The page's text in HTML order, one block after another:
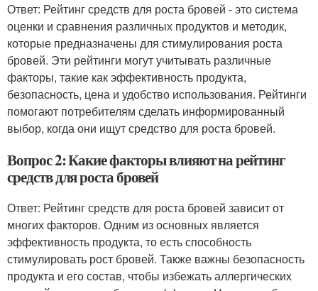
Ответ: Рейтинг средств для роста бровей - это система
оценки и сравнения различных продуктов и методик,
которые предназначены для стимулирования роста
бровей. Эти рейтинги могут учитывать различные
факторы, такие как эффективность продукта,
безопасность, цена и удобство использования. Рейтинги
помогают потребителям сделать информированный
выбор, когда они ищут средство для роста бровей.
Вопрос 2: Какие факторы влияют на рейтинг
средств для роста бровей
Ответ: Рейтинг средств для роста бровей зависит от
многих факторов. Одним из основных является
эффективность продукта, то есть способность
стимулировать рост бровей. Также важны безопасность
продукта и его состав, чтобы избежать аллергических